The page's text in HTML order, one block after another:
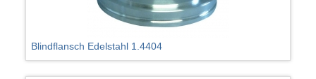
Blindflansch Edelstahl 1.4404